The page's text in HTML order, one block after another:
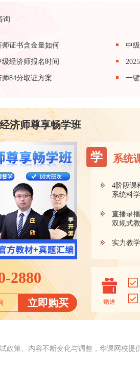
询
师证书含金量如何 中
级经济师报名时间
84分取证方案
一
济师尊享畅学班
2880
立即购买
学 系统
4阶段课
系统科
直播录播
双规式
实力教
赠送
政策、内容不断变化与调整，华课网校